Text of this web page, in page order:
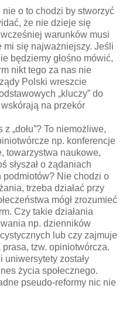
o to chodzi by stworzyć
że nie dzieje się
warunków musi
mi się najważniejszy. Jeśli
będziemy głośno mówić,
nikt tego za nas nie
Polski wreszcie
„kluczy” do
na przekór
z „dołu”? To niemożliwe,
np. konferencje
towarzystwa naukowe,
słyszał o żądaniach
podmiotów? Nie chodzi o
trzeba działać przy
mógł zrozumieć
Czy takie działania
np. dzienników
lub czy zajmuje
tzw. opiniotwórcza.
zostały
życia społecznego.
pseudo-reformy nic nie